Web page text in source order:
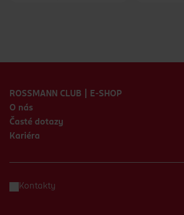
ROSSMANN CLUB | E-SHOP
O nás
Časté dotazy
Kariéra
Kontakty